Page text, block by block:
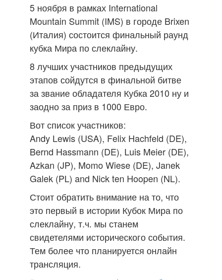
5 ноября в рамках International
Mountain Summit (IMS) в городе Brixen
(Италия) состоится финальный раунд
кубка Мира по слеклайну.
8 лучших участников предыдущих
этапов сойдутся в финальной битве
за звание обладателя Кубка 2010 ну и
заодно за приз в 1000 Евро.
Вот список участников:
Andy Lewis (USA), Felix Hachfeld (DE),
Bernd Hassmann (DE), Luis Meier (DE),
Azkan (JP), Momo Wiese (DE), Janek
Galek (PL) and Nick ten Hoopen (NL).
Стоит обратить внимание на то, что
это первый в истории Кубок Мира по
слеклайну, т.ч. мы станем
свидетелями исторического события.
Тем более что планируется онлайн
трансляция.